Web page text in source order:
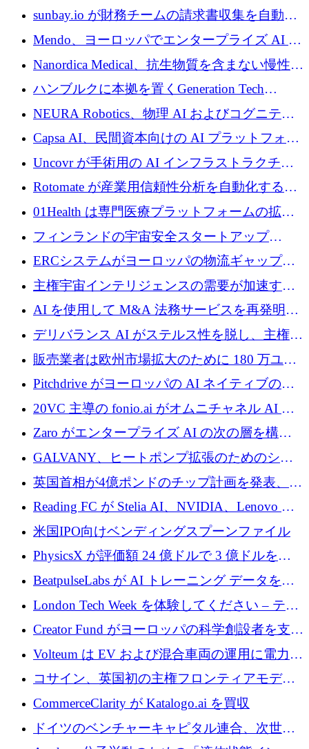
万ドルを調達
sunbay.io が財務チームの請求書収集を自動化
するために 55 万ユーロを調達
Mendo、ヨーロッパでエンタープライズ AI 導
入を拡大するために 1,200 万ユーロを確保
Nanordica Medical、抗生物質を含まない慢性創
傷治療薬を市場に投入するために 160 万ユー
ロを調達
ハンブルクに本拠を置くGeneration Tech
Partnersが5,000万ユーロのAIロールアップファ
NEURA Robotics、物理 AI およびコグニティ
ブ ロボティクス プラットフォームを拡張する
ためにシリーズ C で最大 14 億ドルを確保
Capsa AI、民間資本向けの AI プラットフォー
ムを拡大するために 1,800 万ドルを調達
Uncovr が手術用の AI インフラストラクチャ
を構築するために 700 万ドルを調達
Rotomate が産業用信頼性分析を自動化するた
めに 210 万ユーロを調達
01Health は専門医療プラットフォームの拡大
に 1,500 万ドルを確保
フィンランドの宇宙安全スタートアップ
Aavuus が、スペースデブリ追跡に取り組むプ
レシード資金を獲得
ERCシステムがヨーロッパの物流ギャップを
埋めるために設計された重量物運搬用eVTOL
であるVictorを発表
主権宇宙インテリジェンスの需要が加速する
中、ICEYEは評価額100億ユーロ以上で4億
AI を使用して M&A 法務サービスを再発明す
るために 110 万ユーロを適切に確保
デリバランス AI がステルス性を脱し、主権の
あるエンタープライズ AI を強化
販売業者は欧州市場拡大のために 180 万ユー
ロを確保
Pitchdrive がヨーロッパの AI ネイティブの創
業者を支援するために 6,000 万ユーロを調達
20VC 主導の fonio.ai がオムニチャネル AI プ
ラットフォームのために 1,700 万ドルを調達
Zaro がエンタープライズ AI の次の層を構築
するために 510 万ドルを獲得
GALVANY、ヒートポンプ拡張のためのシー
ドラウンドで1,000万ユーロを確保
英国首相が4億ポンドのチップ計画を発表、英
国の新興企業は「ここで拡大」し「ここに留
まる」
Reading FC が Stelia AI、NVIDIA、Lenovo と
協力して AI Center of Excellence を立ち上げ
米国IPO向けベンディングスプーンファイル
PhysicsX が評価額 24 億ドルで 3 億ドルを調
達
BeatpulseLabs が AI トレーニング データを拡
張するために 180 万ドルのプレシードを調達
London Tech Week を体験してください – テク
ノロジーがヨーロッパのイノベーションの未
来を形作る場所
Creator Fund がヨーロッパの科学創設者を支援
するために 5,600 万ドルを調達
Volteum は EV および混合車両の運用に電力を
供給するために 250 万ユーロを寄付
コサイン、英国初の主権フロンティアモデル
で業界の支援を確保
CommerceClarity が Katalogo.ai を買収
ドイツのベンチャーキャピタル連合、次世代
スタートアップの成長に向けて機関投資家へ